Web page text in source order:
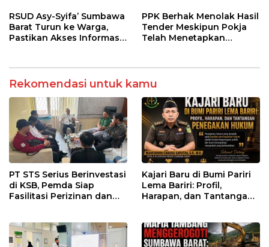
Kesehatan di Taliwang
RSUD Asy-Syifa’ Sumbawa
Barat Turun ke Warga,
Pastikan Akses Informasi
PPK Berhak Menolak Hasil
Tender Meskipun Pokja
Telah Menetapkan
Rekomendasi untuk kamu
PT STS Serius Berinvestasi
di KSB, Pemda Siap
Fasilitasi Perizinan dan
Kajari Baru di Bumi Pariri
Lema Bariri: Profil,
Harapan, dan Tantangan